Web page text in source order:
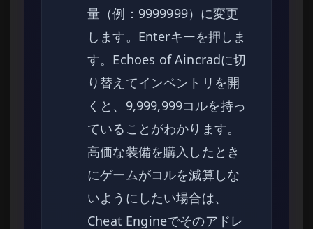
量（例：9999999）に変更
します。Enterキーを押しま
す。Echoes of Aincradに切
り替えてインベントリを開
くと、9,999,999コルを持っ
ていることがわかります。
高価な装備を購入したとき
にゲームがコルを減算しな
いようにしたい場合は、
Cheat Engineでそのアドレ